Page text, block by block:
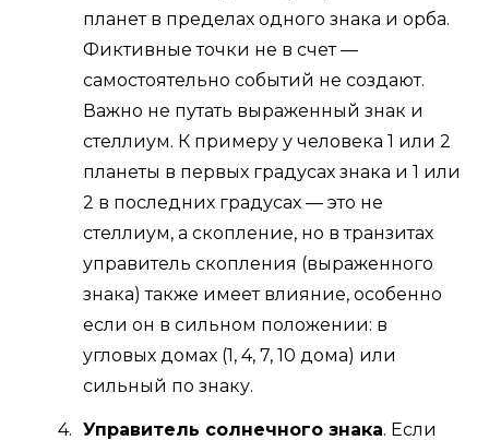
планет в пределах одного знака и орба.
Фиктивные точки не в счет —
самостоятельно событий не создают.
Важно не путать выраженный знак и
стеллиум. К примеру у человека 1 или 2
планеты в первых градусах знака и 1 или
2 в последних градусах — это не
стеллиум, а скопление, но в транзитах
управитель скопления (выраженного
знака) также имеет влияние, особенно
если он в сильном положении: в
угловых домах (1, 4, 7, 10 дома) или
сильный по знаку.
Управитель солнечного знака. Если